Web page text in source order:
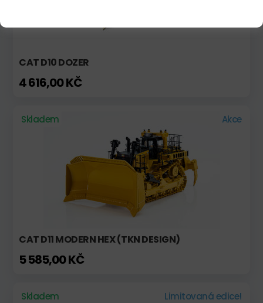
CAT D10 DOZER
4 616,00 KČ
Skladem Akce
CAT D11 MODERN HEX (TKN DESIGN)
5 585,00 KČ
Skladem
Limitovaná edice!